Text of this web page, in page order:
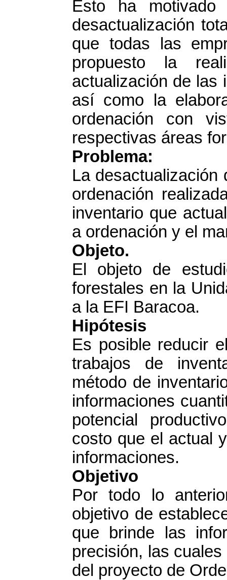
Esto ha
desactualización
que todas las
propuesto la
actualización de las
así como la
ordenación con
respectivas áreas
Problema:
La desactualización
ordenación
inventario que
a ordenación y el
Objeto.
El objeto de
forestales en la
a la EFI Baracoa.
Hipótesis
Es posible reducir
trabajos de
método de
informaciones
potencial
costo que el actual
informaciones.
Objetivo
Por todo lo
objetivo de
que brinde las
precisión, las
del proyecto de